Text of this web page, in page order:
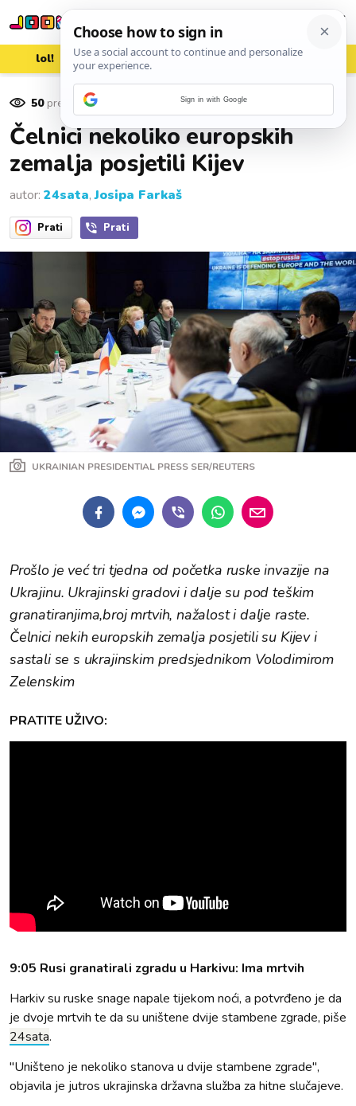
lol! aww vrh! woot?!
50pregleda
Čelnici nekoliko europskih
zemalja posjetili Kijev
autor: 24sata,Josipa Farkaš
Prati Prati
UKRAINIAN PRESIDENTIAL PRESS SER/REUTERS
Prošlo je već tri tjedna od početka ruske invazije na
Ukrajinu. Ukrajinski gradovi i dalje su pod teškim
granatiranjima,broj mrtvih, nažalost i dalje raste.
Čelnici nekih europskih zemalja posjetili su Kijev i
sastali se s ukrajinskim predsjednikom Volodimirom
Zelenskim
PRATITE UŽIVO:
9:05 Rusi granatirali zgradu u Harkivu: Ima mrtvih
Harkiv su ruske snage napale tijekom noći, a potvrđeno je da
je dvoje mrtvih te da su uništene dvije stambene zgrade, piše
24sata.
"Uništeno je nekoliko stanova u dvije stambene zgrade",
objavila je jutros ukrajinska državna služba za hitne slučajeve.
Sign in with Google